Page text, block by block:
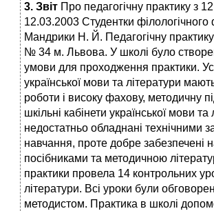
3. Звіт Про педагогічну практику з
12.03.2003 Студентки філологічного
Мандрики Н. Й. Педагогічну
№ 34 м. Львова. У школі було
умови для проходження практики.
української мови та літератури
роботи і високу фахову, методичну
шкільні кабінети української мови та
недостатньо обладнані технічними
навчання, проте добре забезпечені
посібниками та методичною
практики провела 14 контрольних
літератури. Всі уроки були
методистом. Практика в школі